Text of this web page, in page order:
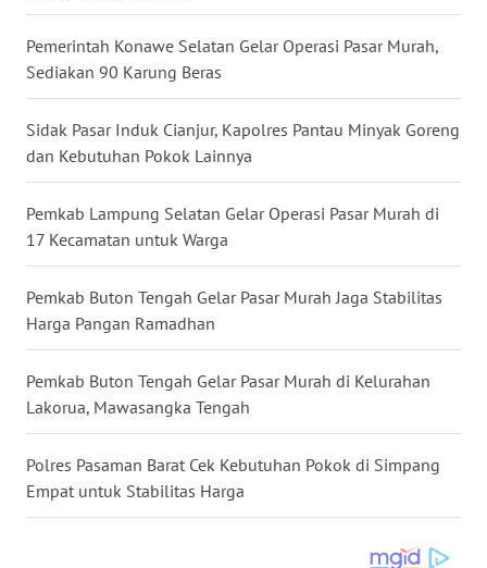
Pemerintah Konawe Selatan Gelar Operasi Pasar Murah,
Sediakan 90 Karung Beras
Sidak Pasar Induk Cianjur, Kapolres Pantau Minyak Goreng
dan Kebutuhan Pokok Lainnya
Pemkab Lampung Selatan Gelar Operasi Pasar Murah di
17 Kecamatan untuk Warga
Pemkab Buton Tengah Gelar Pasar Murah Jaga Stabilitas
Harga Pangan Ramadhan
Pemkab Buton Tengah Gelar Pasar Murah di Kelurahan
Lakorua, Mawasangka Tengah
Polres Pasaman Barat Cek Kebutuhan Pokok di Simpang
Empat untuk Stabilitas Harga
WN
WN
KALTENG
WN
KALTARA
WN
KALSEL
WN
KALTIM